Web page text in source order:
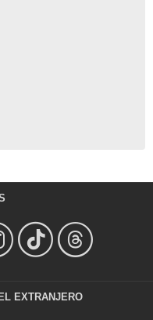
EXTRANJERO